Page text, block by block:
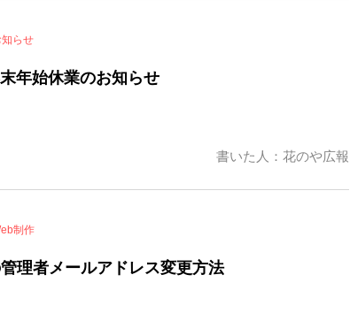
知らせ
年始休業のお知らせ
書いた人：花のや広報
制作
理者メールアドレス変更方法